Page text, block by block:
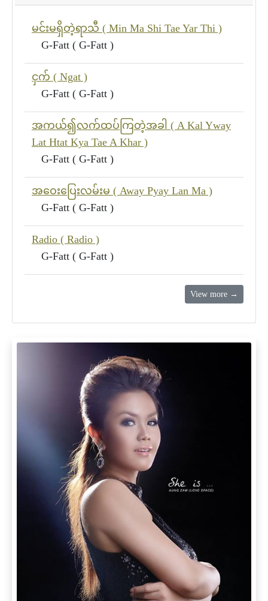
မင်းမရှိတဲ့ရာသီ ( Min Ma Shi Tae Yar Thi )
G-Fatt ( G-Fatt )
ငှက် ( Ngat )
G-Fatt ( G-Fatt )
အကယ်၍လက်ထပ်ကြတဲ့အခါ ( A Kal Yway
Lat Htat Kya Tae A Khar )
G-Fatt ( G-Fatt )
အဝေးပြေးလမ်းမ ( Away Pyay Lan Ma )
G-Fatt ( G-Fatt )
Radio ( Radio )
G-Fatt ( G-Fatt )
View more →